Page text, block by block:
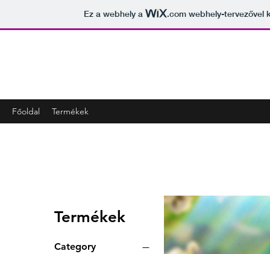
Ez a webhely a .comwebhely-tervezővel
Főoldal Termékek
Termékek
Category